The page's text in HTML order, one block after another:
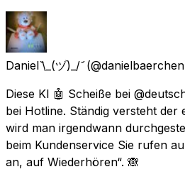
Daniel ᷅\_(ヅ)_/ ᷄
Diese KI 🤖 Scheiße bei
bei Hotline. Ständig versteht der
wird man irgendwann
beim Kundenservice Sie rufen
an, auf Wiederhören“. 🙈